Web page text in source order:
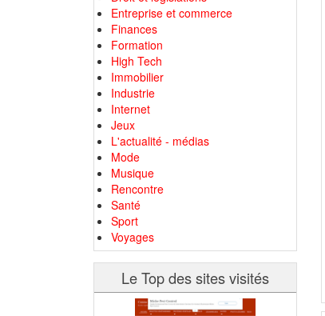
Entreprise et commerce
Finances
Formation
High Tech
Immobilier
Industrie
Internet
Jeux
L'actualité - médias
Mode
Musique
Rencontre
Santé
Sport
Voyages
Le Top des sites visités